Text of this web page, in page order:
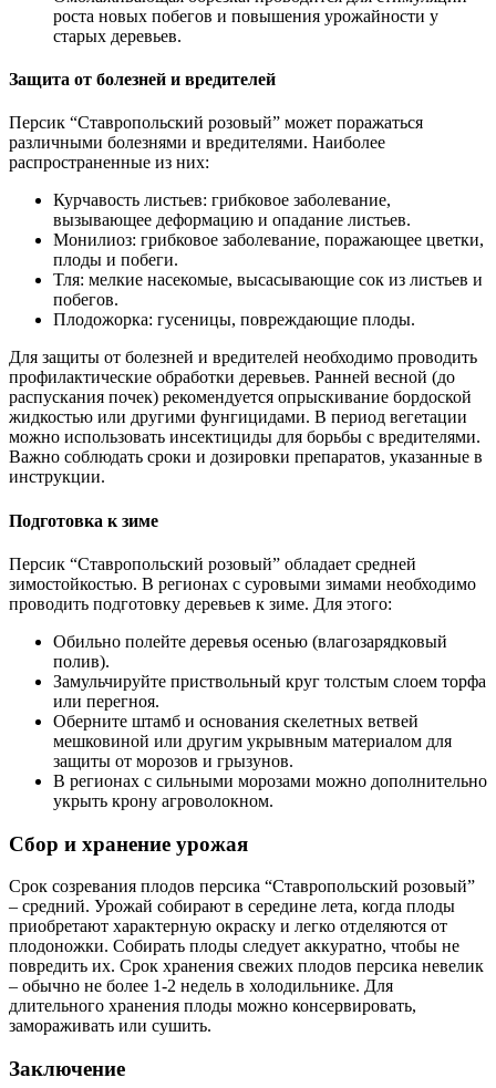
роста новых побегов и повышения урожайности у
старых деревьев.
Защита от болезней и вредителей
Персик “Ставропольский розовый” может поражаться
различными болезнями и вредителями. Наиболее
распространенные из них:
Курчавость листьев: грибковое заболевание,
вызывающее деформацию и опадание листьев.
Монилиоз: грибковое заболевание, поражающее цветки,
плоды и побеги.
Тля: мелкие насекомые, высасывающие сок из листьев и
побегов.
Плодожорка: гусеницы, повреждающие плоды.
Для защиты от болезней и вредителей необходимо проводить
профилактические обработки деревьев. Ранней весной (до
распускания почек) рекомендуется опрыскивание бордоской
жидкостью или другими фунгицидами. В период вегетации
можно использовать инсектициды для борьбы с вредителями.
Важно соблюдать сроки и дозировки препаратов, указанные в
инструкции.
Подготовка к зиме
Персик “Ставропольский розовый” обладает средней
зимостойкостью. В регионах с суровыми зимами необходимо
проводить подготовку деревьев к зиме. Для этого:
Обильно полейте деревья осенью (влагозарядковый
полив).
Замульчируйте приствольный круг толстым слоем торфа
или перегноя.
Оберните штамб и основания скелетных ветвей
мешковиной или другим укрывным материалом для
защиты от морозов и грызунов.
В регионах с сильными морозами можно дополнительно
укрыть крону агроволокном.
Сбор и хранение урожая
Срок созревания плодов персика “Ставропольский розовый”
– средний. Урожай собирают в середине лета, когда плоды
приобретают характерную окраску и легко отделяются от
плодоножки. Собирать плоды следует аккуратно, чтобы не
повредить их. Срок хранения свежих плодов персика невелик
– обычно не более 1-2 недель в холодильнике. Для
длительного хранения плоды можно консервировать,
замораживать или сушить.
Заключение